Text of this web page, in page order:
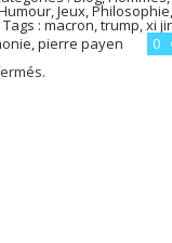
,Jeux,Philosophie,
Tags : macron,trump,xi
,pierre payen
0